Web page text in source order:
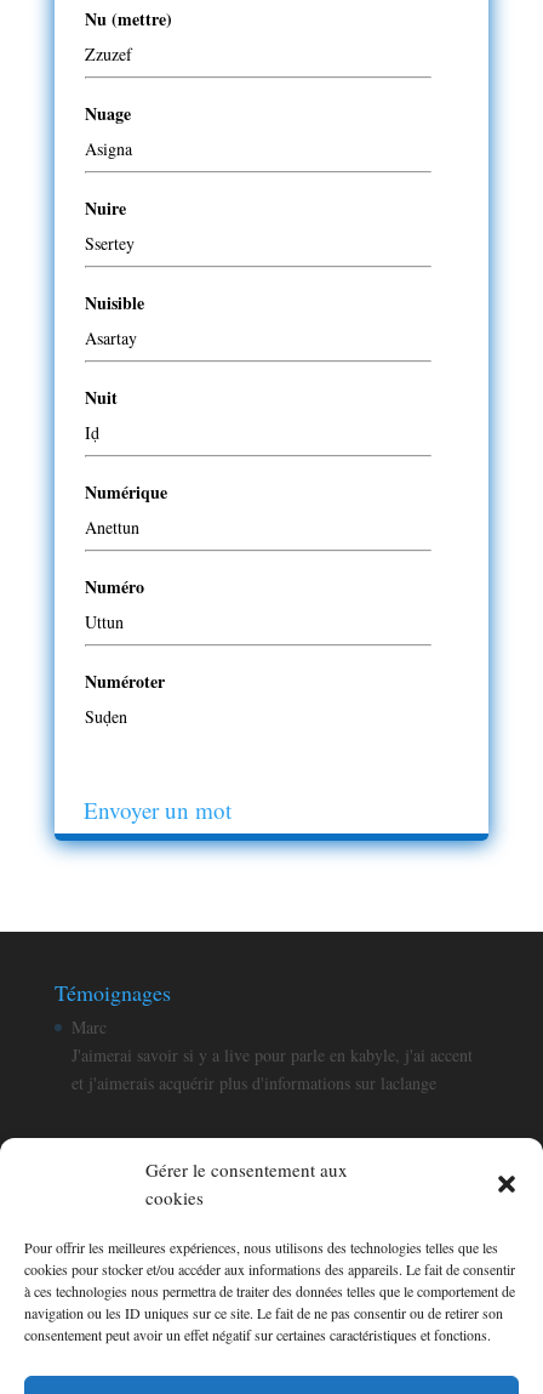
Gérer le consentement aux
cookies
Pour offrir les meilleures expériences, nous utilisons des technologies telles que les
cookies pour stocker et/ou accéder aux informations des appareils. Le fait de consentir
à ces technologies nous permettra de traiter des données telles que le comportement de
navigation ou les ID uniques sur ce site. Le fait de ne pas consentir ou de retirer son
consentement peut avoir un effet négatif sur certaines caractéristiques et fonctions.
Nu (mettre)
Zzuzef
Nuage
Asigna
Nuire
Ssertey
Nuisible
Asartay
Nuit
Iḍ
Numérique
Anettun
Numéro
Uttun
Numéroter
Suḍen
Envoyer un mot
Témoignages
Aqjun
Merci beaucoup pour cet excellent site , bravo pour votre
formidable travail!
Témoignages
Aqjun
Merci beaucoup pour cet excellent site , bravo pour votre
formidable travail!
Consultez les témoignages